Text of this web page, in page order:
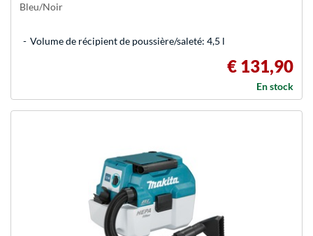
Bleu/Noir
Volume de récipient de poussière/saleté: 4,5 l
€ 131,90
En stock